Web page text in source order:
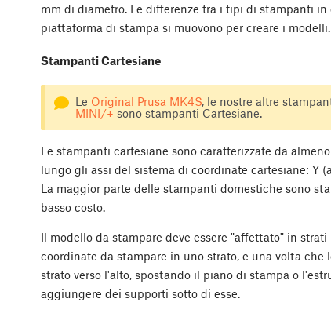
mm di diametro. Le differenze tra i tipi di stampanti
piattaforma di stampa si muovono per creare i modelli.
Stampanti Cartesiane
Le Original Prusa MK4S, le nostre altre
MINI/+ sono stampanti Cartesiane.
Le stampanti cartesiane sono caratterizzate da
lungo gli assi del sistema di coordinate cartesiane: Y
La maggior parte delle stampanti domestiche sono
basso costo.
Il modello da stampare deve essere "affettato" in
coordinate da stampare in uno strato, e una volta
strato verso l'alto, spostando il piano di stampa o
aggiungere dei supporti sotto di esse.